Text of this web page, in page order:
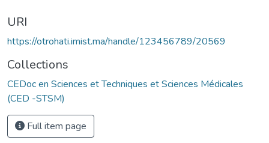
URI
https://otrohati.imist.ma/handle/123456789/20569
Collections
CEDoc en Sciences et Techniques et Sciences Médicales
(CED -STSM)
Full item page